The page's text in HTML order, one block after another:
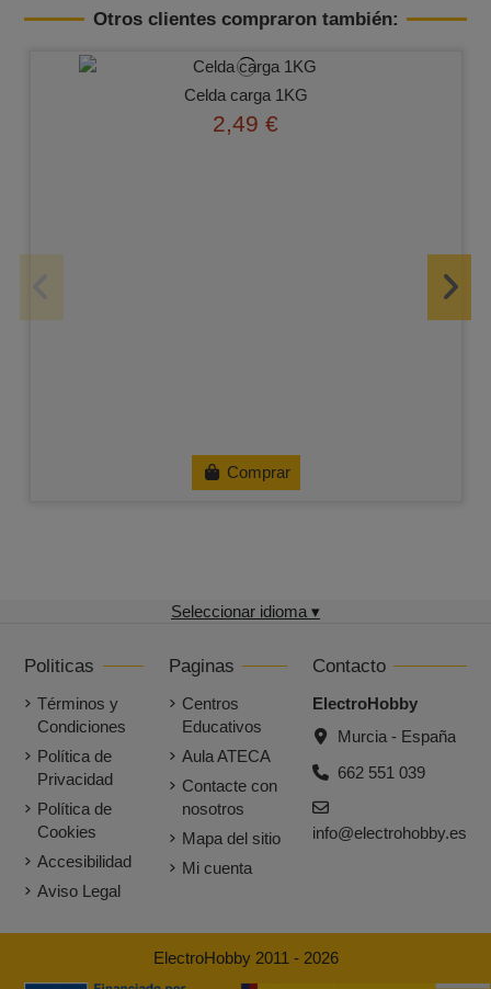
Otros clientes compraron también:
Celda carga 1KG
2,49 €
Comprar
Seleccionar idioma ▾
Politicas
Términos y
Condiciones
Política de
Privacidad
Política de
Cookies
Accesibilidad
Aviso Legal
Paginas
Centros
Educativos
Aula ATECA
Contacte con
nosotros
Mapa del sitio
Mi cuenta
Contacto
ElectroHobby
Murcia - España
662 551 039
info@electrohobby.es
ElectroHobby 2011 - 2026